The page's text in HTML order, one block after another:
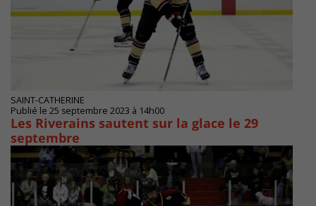
SAINT-CATHERINE
Publié le 25 septembre 2023 à 14h00
Les Riverains sautent sur la glace le 29
septembre